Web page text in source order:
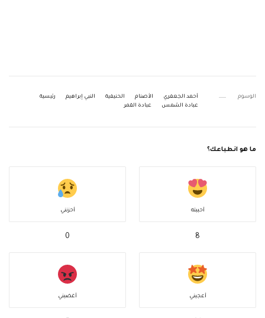
الوسوم أحمد الجعفري الأصنام الحنيفية النبي إبراهيم
رئيسية
عبادة الشمس
عبادة القمر
ما هو انطباعك؟
أحببته
8
أحزنني
0
أعجبني أغضبني